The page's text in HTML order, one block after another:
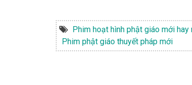
Phim hoạt hình phật giáo mới hay
Phim phật giáo thuyết pháp mới